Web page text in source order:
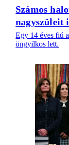
Számos
nagyszüleit
Egy 14 éves fiú
öngyilkos lett.